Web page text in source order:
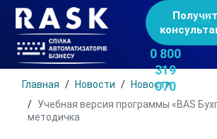
0 800
319
070
UK
Главная Новости
Новости
Учебная версия программы «BAS
методичка